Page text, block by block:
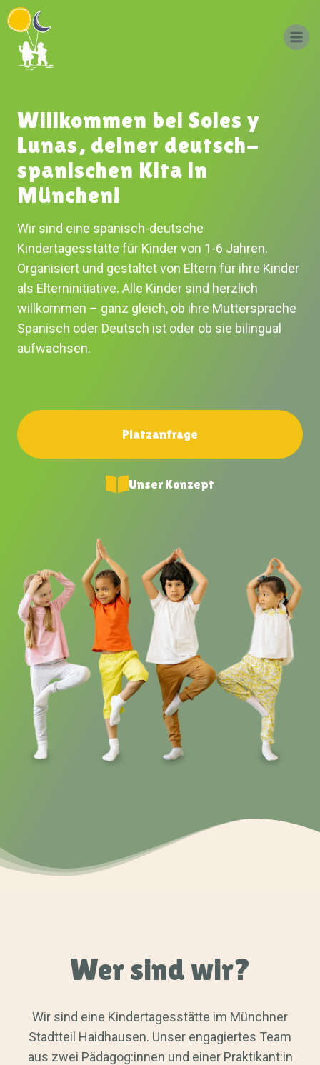
Zum
Inhalt
springen
Willkommen bei Soles y
Lunas, deiner deutsch-
spanischen Kita in
München!
Wir sind eine spanisch-deutsche
Kindertagesstätte für Kinder von 1-6 Jahren.
Organisiert und gestaltet von Eltern für ihre Kinder
als Elterninitiative. Alle Kinder sind herzlich
willkommen – ganz gleich, ob ihre Muttersprache
Spanisch oder Deutsch ist oder ob sie bilingual
aufwachsen.
Platzanfrage
Unser Konzept
Wer sind wir?
Wir sind eine Kindertagesstätte im Münchner
Stadtteil Haidhausen. Unser engagiertes Team
aus zwei Pädagog:innen und einer Praktikant:in